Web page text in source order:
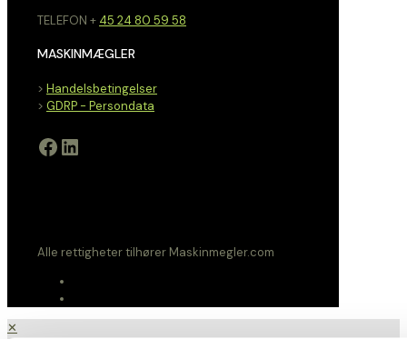
TELEFON + 45 24 80 59 58
MASKINMÆGLER
> Handelsbetingelser
> GDRP - Persondata
Facebook
LinkedIn
Alle rettigheter tilhører Maskinmegler.com
✕